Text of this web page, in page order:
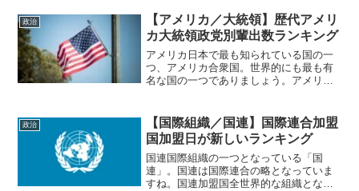
位置しているオーストラリア連邦。こち
らはオーストラリア連邦の...
政治
【アメリカ／大統領】歴代アメリ
カ大統領政党別輩出数ランキング
アメリカ日本で最も知られている国の一
つ、アメリカ合衆国。世界的にも最も有
名な国の一つでありましょう。アメリカ
存在となっており、第二次世界大戦以降
は日本とも親密な関係を築...
政治
【国際組織／国連】国際連合加盟
国加盟日が新しいランキング
国連国際組織の一つとなっている「国
連」。国連は国際連合の略となっていま
すね。国連加盟国全世界的な組織となっ